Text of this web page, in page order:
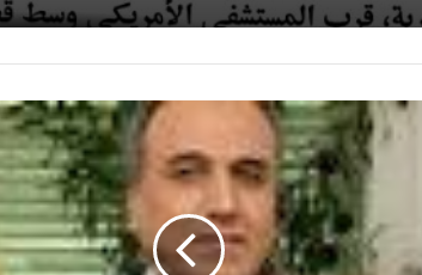
بكل قوة جريمة إغتيال
الصهيوني للصحفيين
غزة
الاتحاد العام
بدعم حرية الصحافة فى